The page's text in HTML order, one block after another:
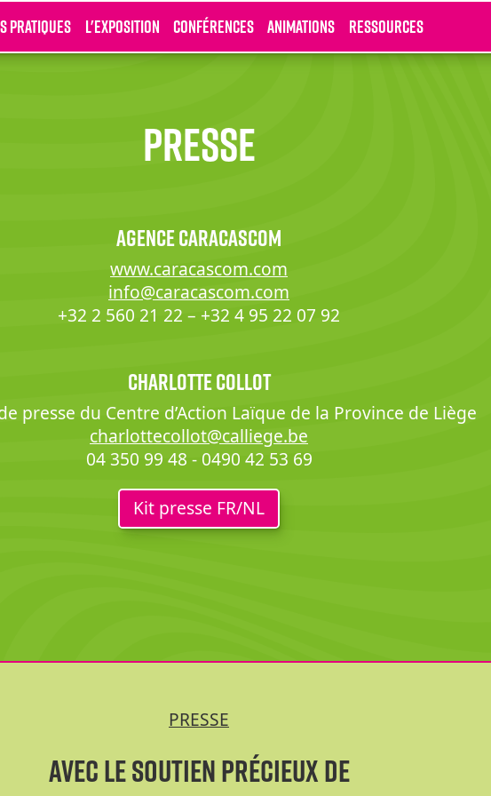
pratiques L'exposition Conférences Animations Ressources
Presse
Agence CARACAScom
www.caracascom.com
info@caracascom.com
+32 2 560 21 22 – +32 4 95 22 07 92
Charlotte Collot
presse du Centre d’Action Laïque de la Province de Liège
charlottecollot@calliege.be
04 350 99 48 - 0490 42 53 69
Kit presse FR/NL
PRESSE
Avec le soutien précieux de